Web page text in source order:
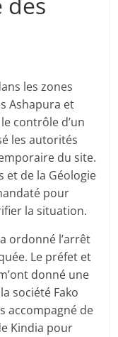
les zones
Ashapura et
contrôle d’un
les autorités
du site.
et de la Géologie
pour
la situation.
ordonné l’arrêt
Le préfet et
donné une
société Fako
accompagné de
Kindia pour